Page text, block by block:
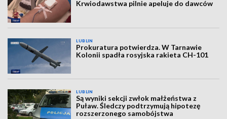
Krwiodawstwa pilnie apeluje do dawców
LUBLIN
Prokuratura potwierdza. W Tarnawie
Kolonii spadła rosyjska rakieta CH-101
LUBLIN
Są wyniki sekcji zwłok małżeństwa z
Puław. Śledczy podtrzymują hipotezę
rozszerzonego samobójstwa